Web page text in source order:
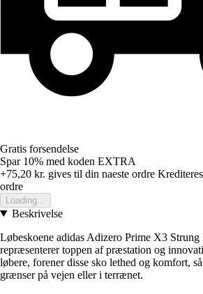
Gratis forsendelse
Spar 10% med koden EXTRA
+75,20 kr. gives til din naeste ordre
ordre
Loading...
Beskrivelse
Løbeskoene adidas Adizero Prime X3
repræsenterer toppen af præstation og
løbere, forener disse sko lethed og komfort,
grænser på vejen eller i terrænet.